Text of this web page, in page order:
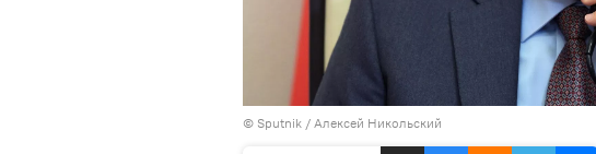
© Sputnik / Алексей Никольский